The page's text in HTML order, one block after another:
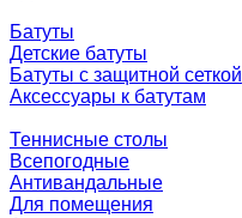
Батуты
Детские батуты
Батуты с защитной сеткой
Аксессуары к батутам
Теннисные столы
Всепогодные
Антивандальные
Для помещения